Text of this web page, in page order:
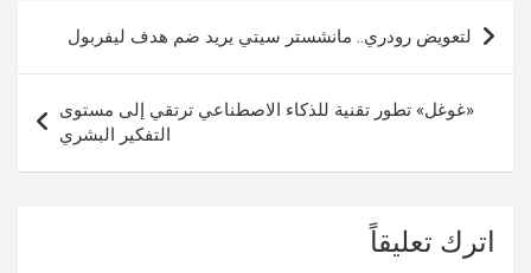
تصفّح
المقالات
لتعويض رودري.. ​​​​​​​مانشستر سيتي يريد ضم هدف ليفربول
«غوغل» تطور تقنية للذكاء الاصطناعي ترتقي إلى مستوى
التفكير البشري
اترك تعليقاً